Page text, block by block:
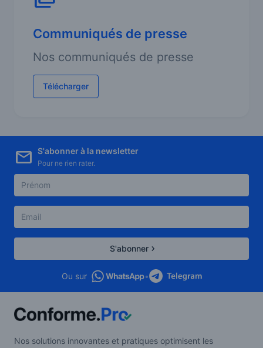
Communiqués de presse
Nos communiqués de presse
Télécharger
S'abonner à la newsletter
Pour ne rien rater.
S'abonner
Ou sur •
Nos solutions innovantes et pratiques optimisent les